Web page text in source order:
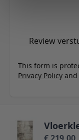
Review
This form is
Privacy Policy and